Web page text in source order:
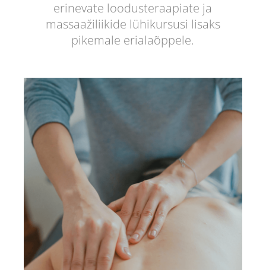
erinevate loodusteraapiate ja
massaažiliikide lühikursusi lisaks
pikemale erialaõppele.